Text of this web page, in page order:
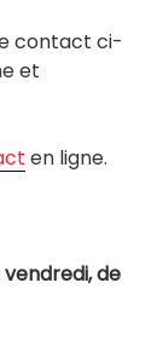
contact ci-
et
en ligne.
vendredi, de